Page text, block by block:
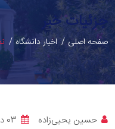
جزئیات خبر
صفحه اصلی اخبار دانشگاه
حسین یحیی‌زاده 03 دی 1404